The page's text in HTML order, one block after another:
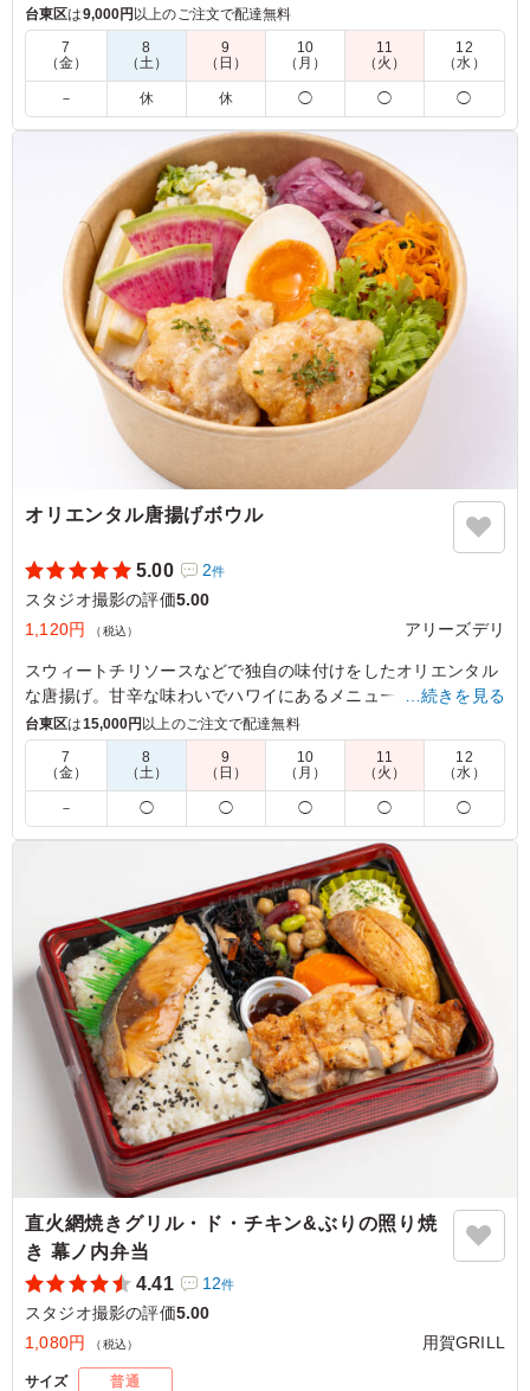
ニューの一つで、チーズ好きなあなたにピッタリです。
5.0
大きなチーズがカレーを覆うように乗っており、非常に魅
力的で人気があるのも納得の一品でした。丸ごと入ったジ
ャガイモも良いアクセントになっており、大変満足してお
ります。もし温かい状態でいただくことができれば、チー
ズがとろけてより一層美味しくなるのではないかと感じま
した。 素晴らしいお料理をありがとうございました。
ご利用シーン：ロケ・撮影›
スタジオ撮影
東京都墨田区本所2025/12/19
台東区は9,000円 以上のご注文で配達無料
7
（金）
8
（土）
9
（日）
10
（月）
11
（火）
12
（水）
－ 休 休 ◯ ◯ ◯
オリエンタル唐揚げボウル
5.00 2件
スタジオ撮影の評価5.00
1,120円
（税込） アリーズデリ
スウィートチリソースなどで独自の味付けをしたオリエンタル
な唐揚げ。甘辛な味わいでハワイにあるメニューで一度食べた
ら病みつきに。冷めてもふっくら柔らかく仕上げてあります。
5.0
オリエンタル唐揚げボールは、しっとりジューシーで、ス
パイスソースがごはんにしっかり染み込み絶妙な味わいで
した。しっかり食べ応えもあって、安心して食べられるの
で、また注文したいです。
ご利用シーン：ロケ・撮影›スタジオ撮影
東京都渋谷区桜丘町2025/03/30
…続きを見る
台東区は15,000円以上のご注文で配達無料
7
（金）
8
（土）
9
（日）
10
（月）
11
（火）
12
（水）
－ ◯ ◯ ◯ ◯ ◯
直火網焼きグリル・ド・チキン&ぶりの照り焼
き 幕ノ内弁当
4.41
12件
スタジオ撮影の評価5.00
1,080円
（税込） 用賀GRILL
サイズ 普通